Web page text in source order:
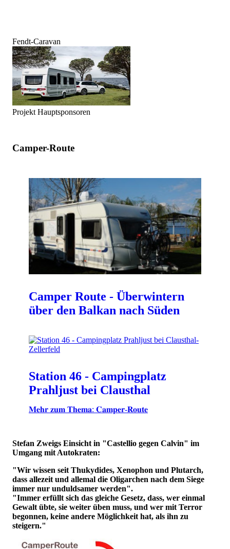
Fendt-Caravan
Projekt Hauptsponsoren
Camper-Route
Camper Route - Überwintern
über den Balkan nach Süden
Station 46 - Campingplatz
Prahljust bei Clausthal
𝐌𝐞𝐡𝐫 𝐳𝐮𝐦 𝐓𝐡𝐞𝐦𝐚: 𝐂𝐚𝐦𝐩𝐞𝐫-𝐑𝐨𝐮𝐭𝐞
Stefan Zweigs Einsicht in "Castellio gegen Calvin" im
Umgang mit Autokraten:
"Wir wissen seit Thukydides, Xenophon und Plutarch,
dass allezeit und allemal die Oligarchen nach dem Siege
immer nur unduldsamer werden".
"Immer erfüllt sich das gleiche Gesetz, dass, wer einmal
Gewalt übte, sie weiter üben muss, und wer mit Terror
begonnen, keine andere Möglichkeit hat, als ihn zu
steigern."